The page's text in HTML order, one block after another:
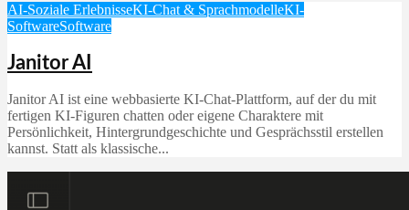
AI-Soziale ErlebnisseKI-Chat & SprachmodelleKI-
SoftwareSoftware
Janitor AI
Janitor AI ist eine webbasierte KI-Chat-Plattform, auf der du mit
fertigen KI-Figuren chatten oder eigene Charaktere mit
Persönlichkeit, Hintergrundgeschichte und Gesprächsstil erstellen
kannst. Statt als klassische...